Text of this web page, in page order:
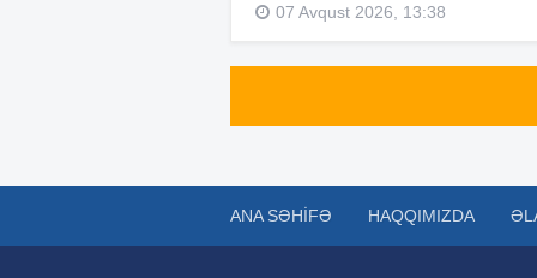
07 Avqust 2026, 13:38
ANA SƏHIFƏ HAQQIMIZDA